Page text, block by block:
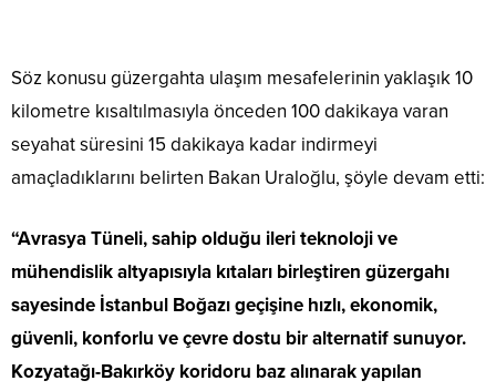
Söz konusu güzergahta ulaşım mesafelerinin yaklaşık 10
kilometre kısaltılmasıyla önceden 100 dakikaya varan
seyahat süresini 15 dakikaya kadar indirmeyi
amaçladıklarını belirten Bakan Uraloğlu, şöyle devam etti:
“Avrasya Tüneli, sahip olduğu ileri teknoloji ve
mühendislik altyapısıyla kıtaları birleştiren güzergahı
sayesinde İstanbul Boğazı geçişine hızlı, ekonomik,
güvenli, konforlu ve çevre dostu bir alternatif sunuyor.
Kozyatağı-Bakırköy koridoru baz alınarak yapılan